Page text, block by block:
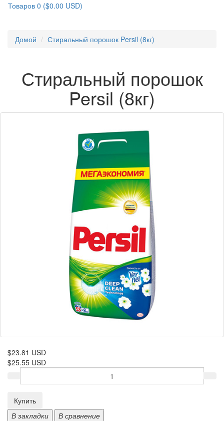
Товаров 0 ($0.00 USD)
Домой Стиральный порошок Persil (8кг)
Стиральный порошок
Persil (8кг)
$23.81 USD
$25.55 USD
Купить
В закладки
В сравнение